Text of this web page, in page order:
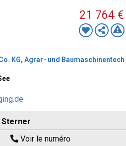
21 764 €
KG, Agrar- und Baumaschinentech
Sterner
Voir le numéro